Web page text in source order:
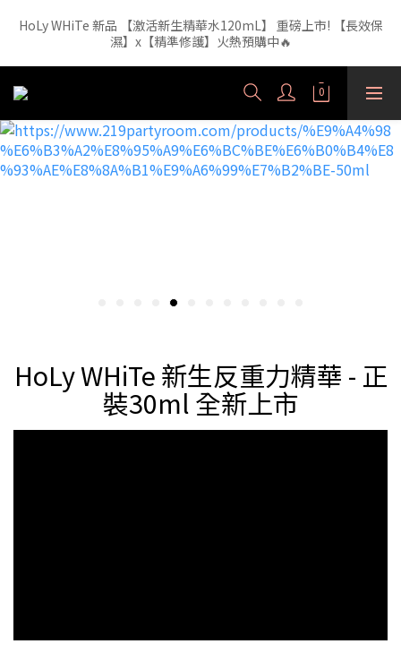
【外泌體精華液】新品正裝精華液🔥 3年研發・人體實驗證實，每
1ml 含6.52億顆外泌體（精準180nm）高效直達肌底
【外泌體精華液】新品正裝精華液🔥 3年研發・人體實驗證實，每
HoLy WHiTe 新生反重力精華 - 正
裝30ml 全新上市